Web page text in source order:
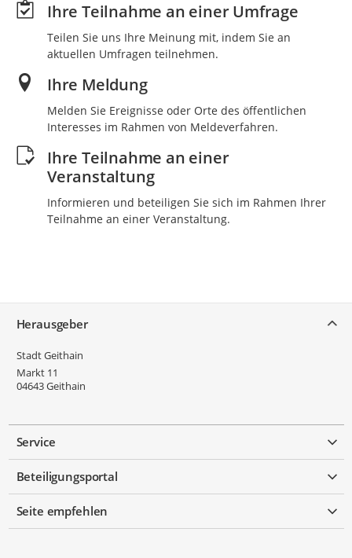
Ihre Teilnahme an einer Umfrage
Teilen Sie uns Ihre Meinung mit, indem Sie an
aktuellen Umfragen teilnehmen.
Ihre Meldung
Melden Sie Ereignisse oder Orte des öffentlichen
Interesses im Rahmen von Meldeverfahren.
Ihre Teilnahme an einer
Veranstaltung
Informieren und beteiligen Sie sich im Rahmen Ihrer
Teilnahme an einer Veranstaltung.
Herausgeber
Stadt Geithain
Markt 11
04643Geithain
Service
Beteiligungsportal
Seite empfehlen